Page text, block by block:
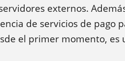
externos.
de servicios de pago
el primer momento,